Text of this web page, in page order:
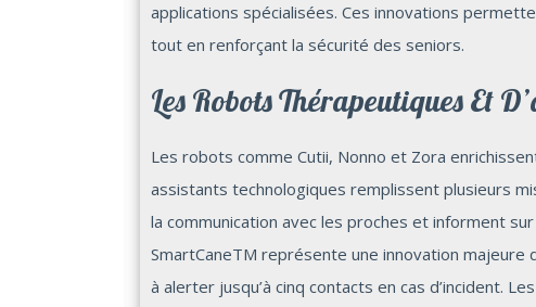
applications spécialisées. Ces innovations
tout en renforçant la sécurité des seniors.
Les Robots Thérapeutiques Et
Les robots comme Cutii, Nonno et Zora
assistants technologiques remplissent plusieurs
la communication avec les proches et informent
SmartCaneTM représente une innovation majeure
à alerter jusqu’à cinq contacts en cas d’incident.